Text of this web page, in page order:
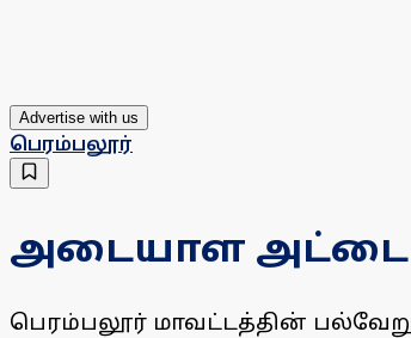
Advertise with us
பெரம்பலூர்
அடையாள அட்டை
பெரம்பலூர் மாவட்டத்தின்